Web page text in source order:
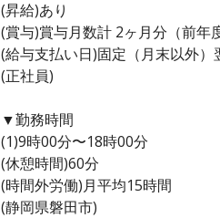
(昇給)あり
(賞与)賞与月数計 2ヶ月分（前年
(給与支払い日)固定（月末以外）
(正社員)
▼勤務時間
(1)9時00分〜18時00分
(休憩時間)60分
(時間外労働)月平均15時間
(静岡県磐田市)